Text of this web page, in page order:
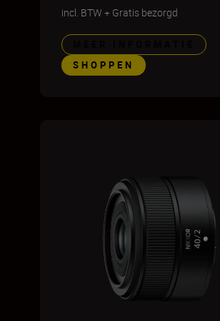
incl. BTW + Gratis bezorgd
SHOPPEN